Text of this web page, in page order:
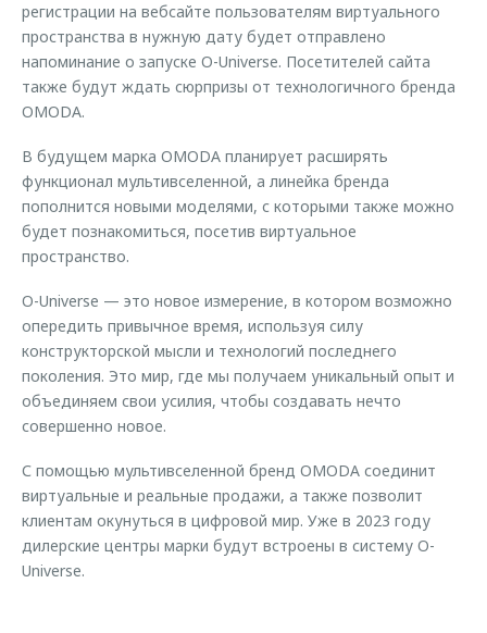
Калькулятор трейд-ин
регистрации на вебсайте пользователям виртуального
пространства в нужную дату будет отправлено
напоминание о запуске O-Universe. Посетителей сайта
также будут ждать сюрпризы от технологичного бренда
OMODA.
В будущем марка OMODA планирует расширять
функционал мультивселенной, а линейка бренда
пополнится новыми моделями, с которыми также можно
будет познакомиться, посетив виртуальное
пространство.
O-Universe — это новое измерение, в котором возможно
опередить привычное время, используя силу
конструкторской мысли и технологий последнего
поколения. Это мир, где мы получаем уникальный опыт и
объединяем свои усилия, чтобы создавать нечто
совершенно новое.
С помощью мультивселенной бренд OMODA соединит
виртуальные и реальные продажи, а также позволит
клиентам окунуться в цифровой мир. Уже в 2023 году
дилерские центры марки будут встроены в систему O-
Universe.